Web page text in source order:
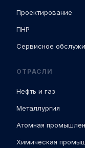
Проектирование
ПНР
Сервисное
ОТРАСЛИ
Нефть и газ
Металлургия
Атомная
Химическая